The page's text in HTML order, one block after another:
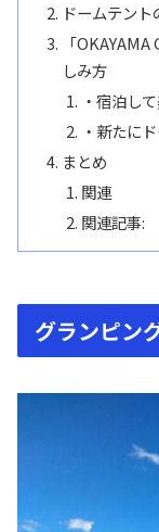
ドームテン
「
しみ方
・宿泊し
・新たに
まとめ
関連
関連記事:
グランピン